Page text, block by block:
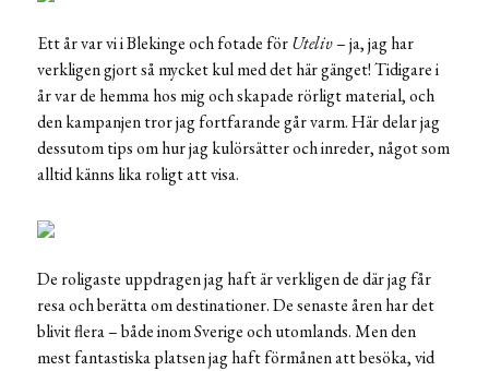
Ett år var vi i Blekinge och fotade förUteliv– ja, jag har
verkligen gjort så mycket kul med det här gänget! Tidigare i
år var de hemma hos mig och skapade rörligt material, och
den kampanjen tror jag fortfarande går varm. Här delar jag
dessutom tips om hur jag kulörsätter och inreder, något som
alltid känns lika roligt att visa.
De roligaste uppdragen jag haft är verkligen de där jag får
resa och berätta om destinationer. De senaste åren har det
blivit flera – både inom Sverige och utomlands. Men den
mest fantastiska platsen jag haft förmånen att besöka, vid